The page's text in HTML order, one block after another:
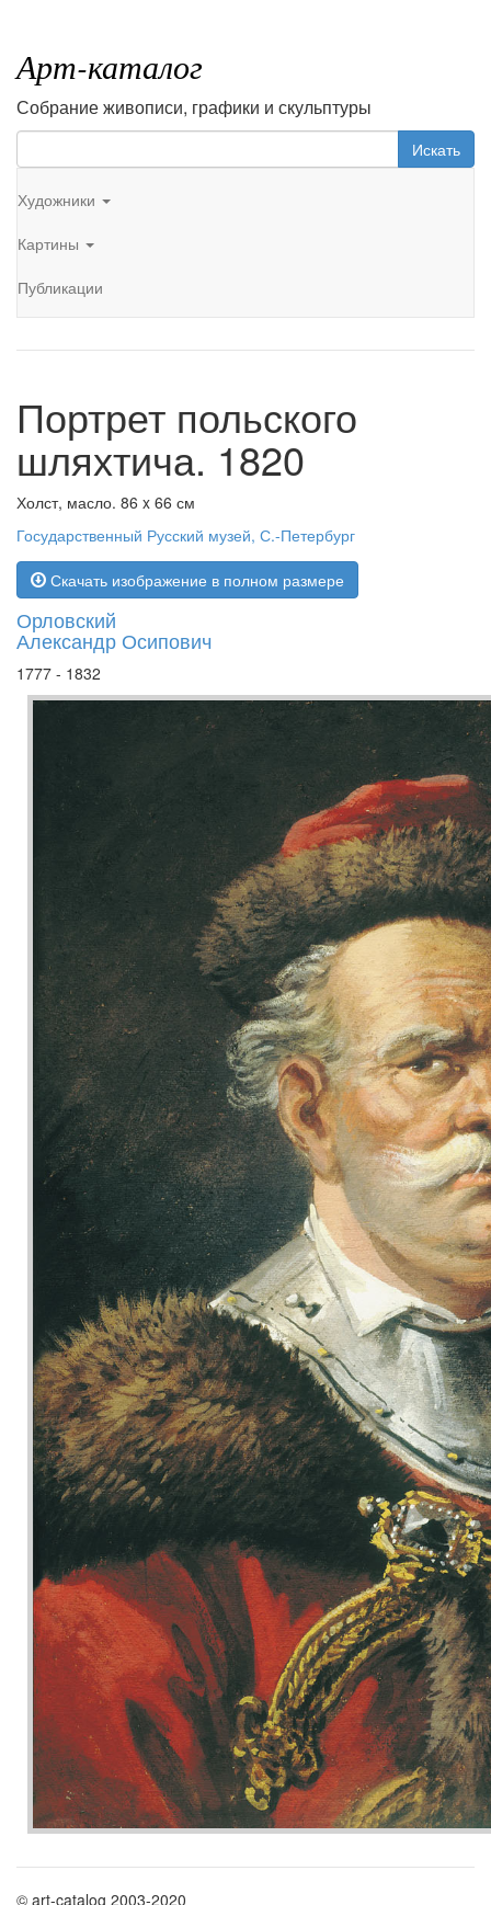
Арт-каталог
Собрание живописи, графики и скульптуры
Искать
Художники
Картины
Публикации
Портрет польского
шляхтича. 1820
Холст, масло. 86 x 66 см
Государственный Русский музей, С.-Петербург
Скачать изображение в полном размере
Орловский
Александр Осипович
1777 - 1832
© art-catalog 2003-2020